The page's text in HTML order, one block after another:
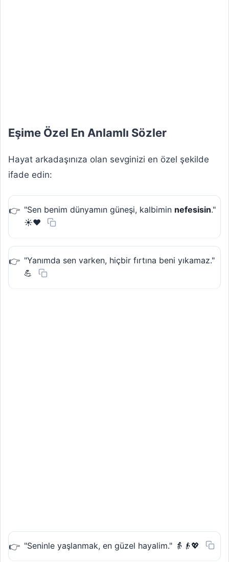
Eşime Özel En Anlamlı Sözler
Hayat arkadaşınıza olan sevginizi en özel şekilde
ifade edin:
"Sen benim dünyamın güneşi, kalbimin nefesisin."
☀️❤️
"Yanımda sen varken, hiçbir fırtına beni yıkamaz."
💪
"Seninle yaşlanmak, en güzel hayalim." 👵👴💖